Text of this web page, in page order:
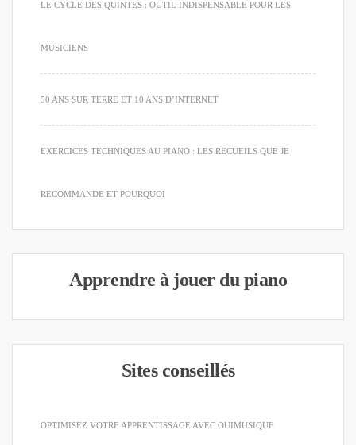
LE CYCLE DES QUINTES : OUTIL INDISPENSABLE POUR LES
MUSICIENS
50 ANS SUR TERRE ET 10 ANS D’INTERNET
EXERCICES TECHNIQUES AU PIANO : LES RECUEILS QUE JE
RECOMMANDE ET POURQUOI
Apprendre à jouer du piano
Sites conseillés
OPTIMISEZ VOTRE APPRENTISSAGE AVEC OUIMUSIQUE